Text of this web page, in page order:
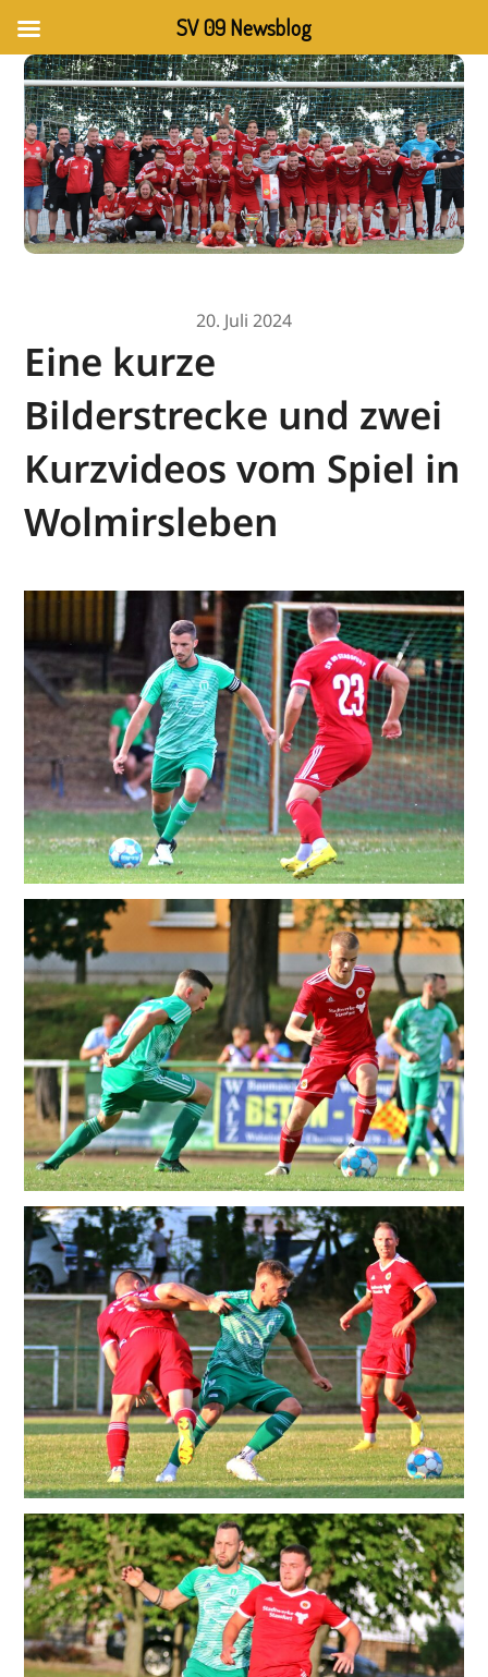
20. Juli 2024
Eine kurze
Bilderstrecke und zwei
Kurzvideos vom Spiel in
Wolmirsleben
SV 09 Newsblog